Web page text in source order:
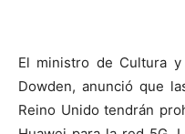
El ministro de Cultura
Dowden, anunció que
Reino Unido tendrán